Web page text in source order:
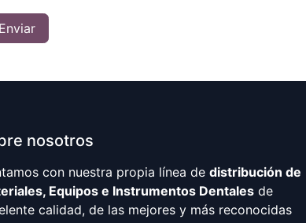
Enviar
nosotros
con nuestra propia línea de distribución de
Equipos e Instrumentos Dentales de
calidad, de las mejores y más reconocidas